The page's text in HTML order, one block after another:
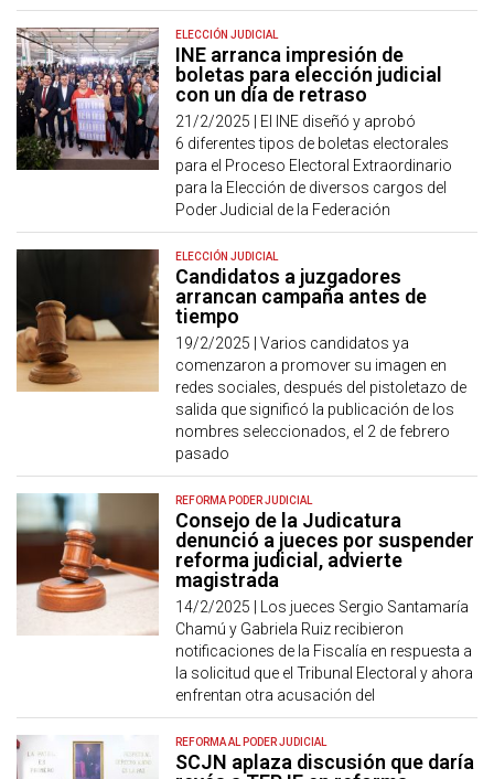
ELECCIÓN JUDICIAL
INE arranca impresión de
boletas para elección judicial
con un día de retraso
21/2/2025 | El INE diseñó y aprobó
6 diferentes tipos de boletas electorales
para el Proceso Electoral Extraordinario
para la Elección de diversos cargos del
Poder Judicial de la Federación
ELECCIÓN JUDICIAL
Candidatos a juzgadores
arrancan campaña antes de
tiempo
19/2/2025 |Varios candidatos ya
comenzaron a promover su imagen en
redes sociales, después del pistoletazo de
salida que significó la publicación de los
nombres seleccionados, el 2 de febrero
pasado
REFORMA PODER JUDICIAL
Consejo de la Judicatura
denunció a jueces por suspender
reforma judicial, advierte
magistrada
14/2/2025 |
Los jueces Sergio Santamaría
Chamú y Gabriela Ruiz recibieron
notificaciones de la Fiscalía en respuesta a
la solicitud que el Tribunal Electoral y ahora
enfrentan otra acusación del
REFORMA AL PODER JUDICIAL
SCJN aplaza discusión que daría